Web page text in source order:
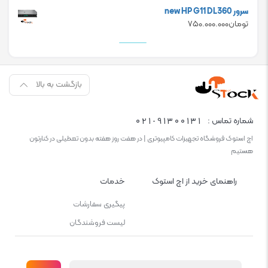
سرور new HP G11 DL360
تومان۷۵۰.۰۰۰.۰۰۰
بازگشت به بالا
شماره تماس : 021-91300131
اچ استوک فروشگاه تجهیزات کامپیوتری | در هفت روز هفته بدون تعطیلی در کنارتون
هستیم
راهنمای خرید از اچ استوک خدمات
پیگیری سفارشات
لیست فروشندگان